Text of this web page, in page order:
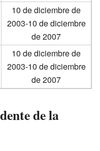
10 de diciembre de
2003-10 de diciembre
de 2007
10 de diciembre de
2003-10 de diciembre
de 2007
de la